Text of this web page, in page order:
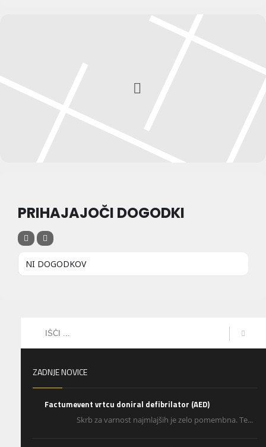
PRIHAJAJOČI DOGODKI
NI DOGODKOV
ZADNJE NOVICE
Factumevent vrtcu doniral defibrilator (AED)
Skrb za varnost najmlajših je zelo pomembna. Te...